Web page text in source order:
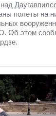
полеты на
Об этом